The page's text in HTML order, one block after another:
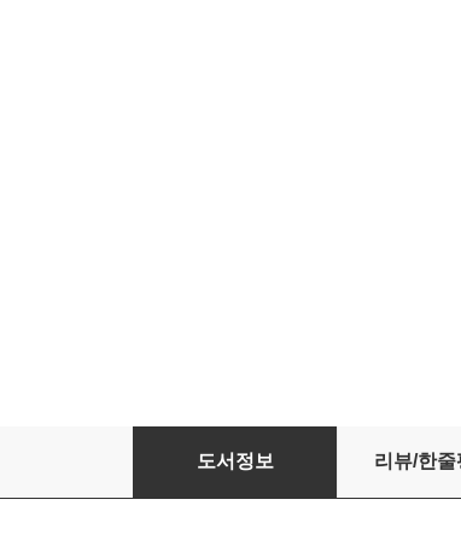
2022 한국공항공사 소방원 및 응급구
도서정보 리뷰/한줄